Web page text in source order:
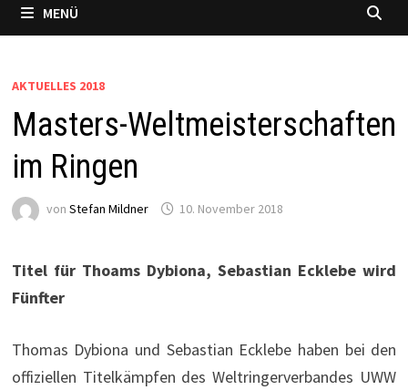
MENÜ
AKTUELLES 2018
Masters-Weltmeisterschaften
im Ringen
von Stefan Mildner 10. November 2018
Titel für Thoams Dybiona, Sebastian Ecklebe wird
Fünfter
Thomas Dybiona und Sebastian Ecklebe haben bei den
offiziellen Titelkämpfen des Weltringerverbandes UWW